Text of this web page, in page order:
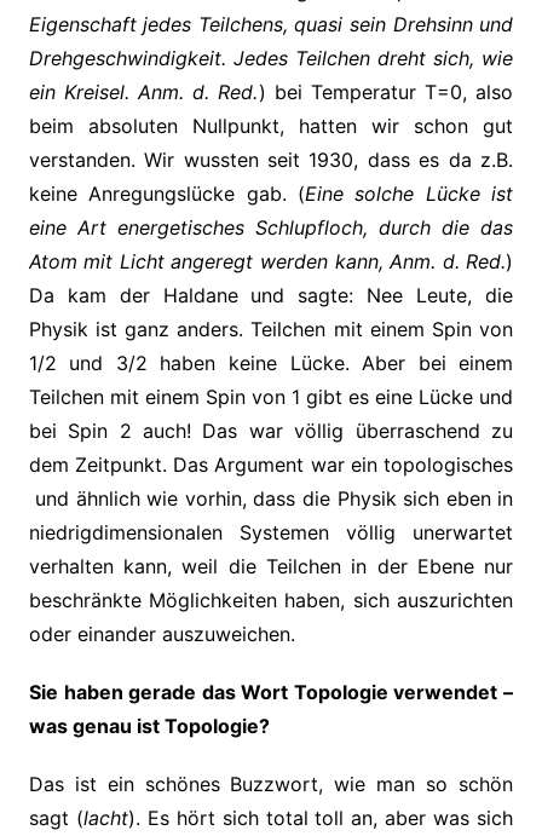
Eigenschaft jedes Teilchens, quasi sein Drehsinn und
Drehgeschwindigkeit. Jedes Teilchen dreht sich, wie
ein Kreisel. Anm. d. Red.) bei Temperatur T=0, also
beim absoluten Nullpunkt, hatten wir schon gut
verstanden. Wir wussten seit 1930, dass es da z.B.
keine Anregungslücke gab. (Eine solche Lücke ist
eine Art energetisches Schlupfloch, durch die das
Atom mit Licht angeregt werden kann, Anm. d. Red.)
Da kam der Haldane und sagte: Nee Leute, die
Physik ist ganz anders. Teilchen mit einem Spin von
1/2 und 3/2 haben keine Lücke. Aber bei einem
Teilchen mit einem Spin von 1 gibt es eine Lücke und
bei Spin 2 auch! Das war völlig überraschend zu
dem Zeitpunkt. Das Argument war ein topologisches
und ähnlich wie vorhin, dass die Physik sich eben in
niedrigdimensionalen Systemen völlig unerwartet
verhalten kann, weil die Teilchen in der Ebene nur
beschränkte Möglichkeiten haben, sich auszurichten
oder einander auszuweichen.
Sie haben gerade das Wort Topologie verwendet –
was genau ist Topologie?
Das ist ein schönes Buzzwort, wie man so schön
sagt (lacht). Es hört sich total toll an, aber was sich